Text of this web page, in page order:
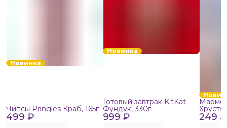
Новинка
499 ₽
Чипсы Pringles Краб, 165г
Новинка
999 ₽
Готовый завтрак KitKat
Фундук, 330г
249 ₽